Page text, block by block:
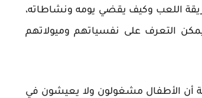
اللعب وكيف يقضي يومه ونشاطاته،
التعرف على نفسياتهم وميولاتهم
أن الأطفال مشغولون ولا يعيشون في